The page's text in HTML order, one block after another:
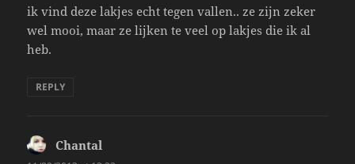
ik vind deze lakjes echt tegen vallen.. ze zijn zeker
wel mooi, maar ze lijken te veel op lakjes die ik al
heb.
REPLY
Chantal